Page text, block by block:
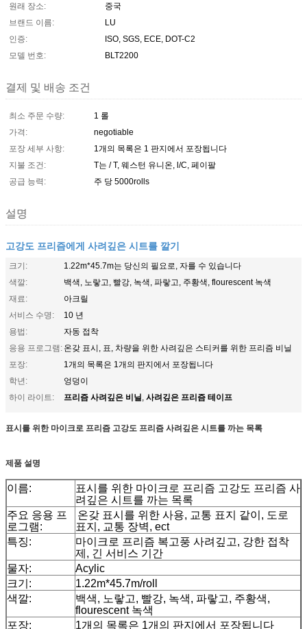
원래 장소:
중국
브랜드 이름:
LU
인증:
ISO, SGS, ECE, DOT-C2
모델 번호:
BLT2200
결제 및 배송 조건
최소 주문 수량:
1 롤
가격:
negotiable
포장 세부 사항:
1개의 목록은 1 판지에서 포장됩니다
지불 조건:
T는 / T, 웨스턴 유니온, l/C, 페이팔
공급 능력:
주 당 5000rolls
설명
고강도 프리즘에게 사려깊은 시트를 깔기
크기:
1.22m*45.7m는 당신의 필요로, 자를 수 있습니다
색깔:
백색, 노랗고, 빨강, 녹색, 파랗고, 주황색, flourescent 녹색
재료:
아크릴
서비스 수명:
10 년
용법:
자동 접착
응용 프로그램: 온갖 표시, 표, 차량을 위한 사려깊은 스티커를 위한 프리즘 비닐
포장:
1개의 목록은 1개의 판지에서 포장됩니다
학년:
엉덩이
하이 라이트:
프리즘 사려깊은 비닐, 사려깊은 프리즘 테이프
표시를 위한 마이크로 프리즘 고강도 프리즘 사려깊은 시트를 까는 목록
제품 설명
이름:
표시를 위한 마이크로 프리즘 고강도 프리즘 사
려깊은 시트를 까는 목록
주요 응용 프
로그램:
온갖 표시를 위한 사용, 교통 표지 같이, 도로
표지, 교통 장벽, ect
특징:
마이크로 프리즘 복고풍 사려깊고, 강한 접착
제, 긴 서비스 기간
물자:
Acylic
크기:
1.22m*45.7m/roll
색깔:
백색, 노랗고, 빨강, 녹색, 파랗고, 주황색,
flourescent 녹색
포장:
1개의 목록은 1개의 판지에서 포장됩니다